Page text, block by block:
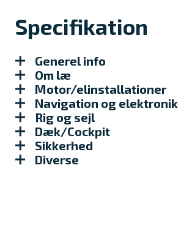
Specifikation
Generel info
Om læ
Motor/elinstallationer
Navigation og elektronik
Rig og sejl
Dæk/Cockpit
Sikkerhed
Diverse